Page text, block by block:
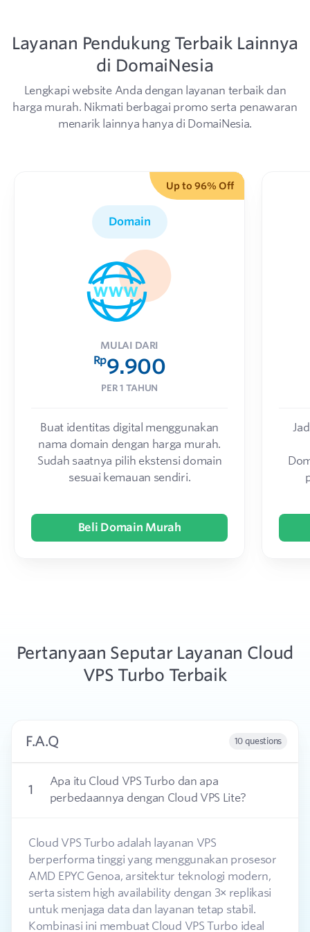
Layanan Pendukung Terbaik Lainnya
di DomaiNesia
Lengkapi website Anda dengan layanan terbaik dan
harga murah. Nikmati berbagai promo serta penawaran
menarik lainnya hanya di DomaiNesia.
Up to 96% Off
Domain
MULAI DARI
Rp9.900
PER 1 TAHUN
Buat identitas digital menggunakan
nama domain dengan harga murah.
Sudah saatnya pilih ekstensi domain
sesuai kemauan sendiri.
Beli Domain Murah
Pertanyaan Seputar Layanan Cloud
VPS Turbo Terbaik
F.A.Q 10 questions
1
Apa itu Cloud VPS Turbo dan apa
perbedaannya dengan Cloud VPS Lite?
Cloud VPS Turbo adalah layanan VPS
berperforma tinggi yang menggunakan prosesor
AMD EPYC Genoa, arsitektur teknologi modern,
serta sistem high availability dengan 3× replikasi
untuk menjaga data dan layanan tetap stabil.
Kombinasi ini membuat Cloud VPS Turbo ideal